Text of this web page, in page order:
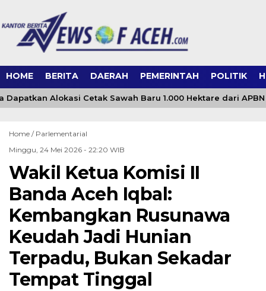
HOME BERITA DAERAH PEMERINTAH POLITIK
Dapatkan Alokasi Cetak Sawah Baru 1.000 Hektare dari APBN
Home / Parlementarial
Minggu, 24 Mei 2026 - 22:20 WIB
Wakil Ketua Komisi II
Banda Aceh Iqbal:
Kembangkan Rusunawa
Keudah Jadi Hunian
Terpadu, Bukan Sekadar
Tempat Tinggal